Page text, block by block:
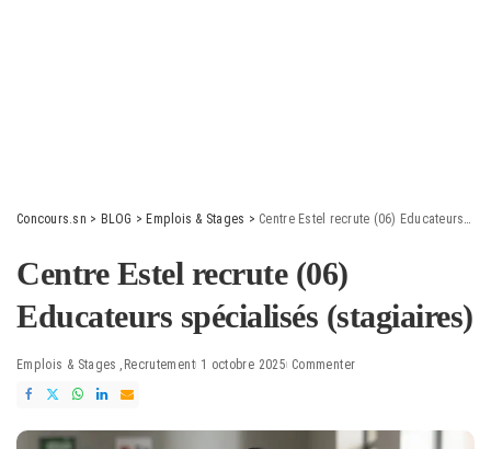
Concours.sn > BLOG > Emplois & Stages > Centre Estel recrute (06) Educateurs spécialisés (stagiaires)
Centre Estel recrute (06)
Educateurs spécialisés (stagiaires)
Emplois & Stages Recrutement 1 octobre 2025 Commenter